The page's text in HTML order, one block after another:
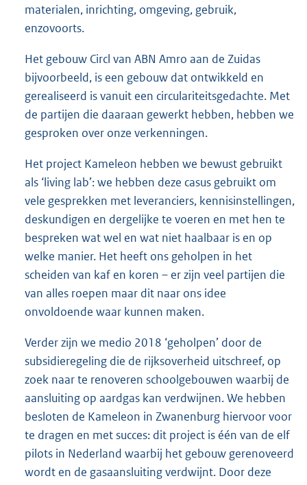
materialen, inrichting, omgeving, gebruik,
enzovoorts.
Het gebouw Circl van ABN Amro aan de Zuidas
bijvoorbeeld, is een gebouw dat ontwikkeld en
gerealiseerd is vanuit een circulariteitsgedachte. Met
de partijen die daaraan gewerkt hebben, hebben we
gesproken over onze verkenningen.
Het project Kameleon hebben we bewust gebruikt
als ‘living lab’: we hebben deze casus gebruikt om
vele gesprekken met leveranciers, kennisinstellingen,
deskundigen en dergelijke te voeren en met hen te
bespreken wat wel en wat niet haalbaar is en op
welke manier. Het heeft ons geholpen in het
scheiden van kaf en koren – er zijn veel partijen die
van alles roepen maar dit naar ons idee
onvoldoende waar kunnen maken.
Verder zijn we medio 2018 ‘geholpen’ door de
subsidieregeling die de rijksoverheid uitschreef, op
zoek naar te renoveren schoolgebouwen waarbij de
aansluiting op aardgas kan verdwijnen. We hebben
besloten de Kameleon in Zwanenburg hiervoor voor
te dragen en met succes: dit project is één van de elf
pilots in Nederland waarbij het gebouw gerenoveerd
wordt en de gasaansluiting verdwijnt. Door deze